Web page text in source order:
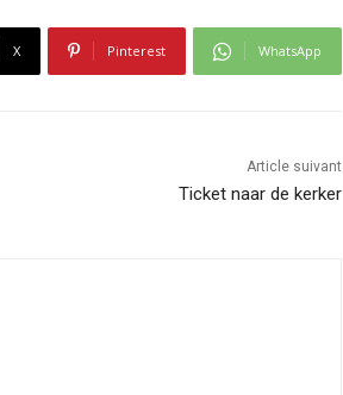
X Pinterest WhatsApp
Article suivant
Ticket naar de kerker